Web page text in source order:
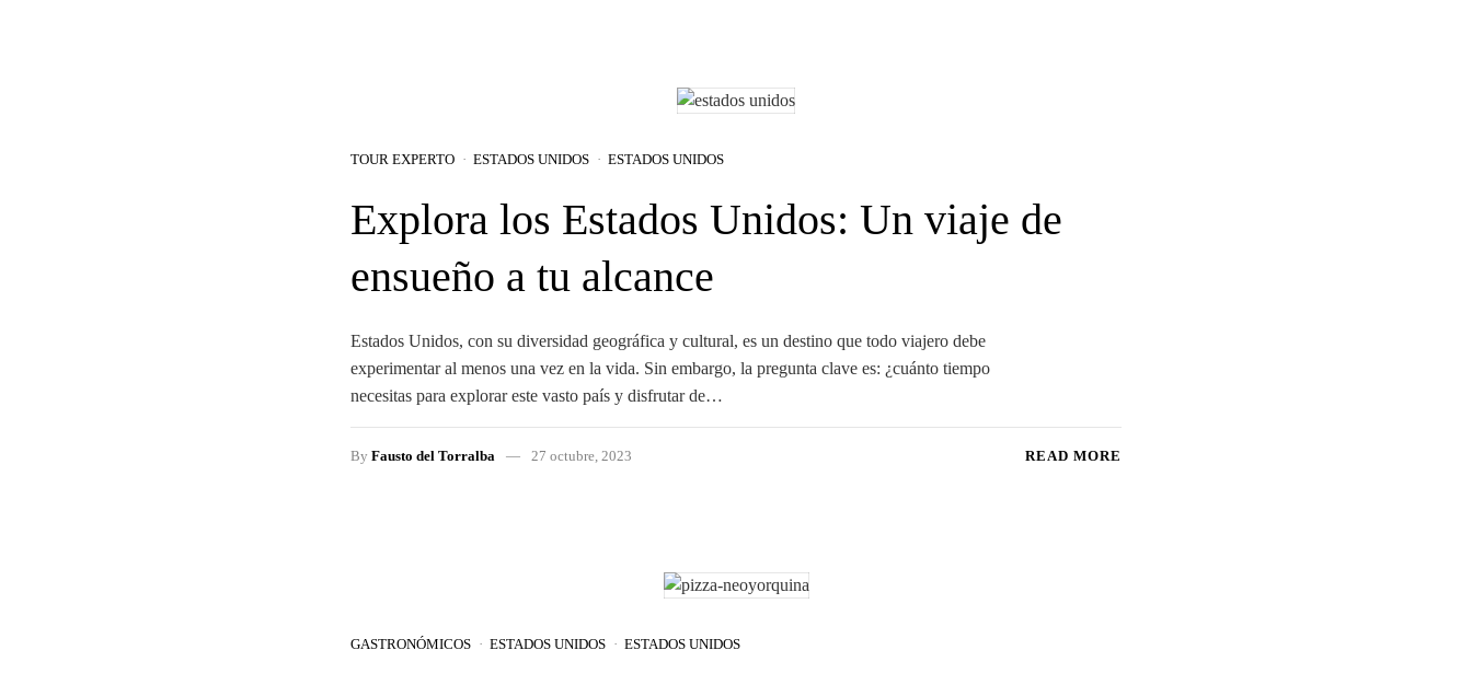
TOUR EXPERTO ESTADOS UNIDOS ESTADOS UNIDOS
Explora los Estados Unidos: Un viaje de
ensueño a tu alcance
Estados Unidos, con su diversidad geográfica y cultural, es un destino que todo viajero debe
experimentar al menos una vez en la vida. Sin embargo, la pregunta clave es: ¿cuánto tiempo
necesitas para explorar este vasto país y disfrutar de…
By Fausto del Torralba 27 octubre, 2023 READ MORE
GASTRONÓMICOS ESTADOS UNIDOS ESTADOS UNIDOS